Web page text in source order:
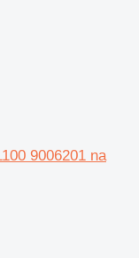
9006201 na